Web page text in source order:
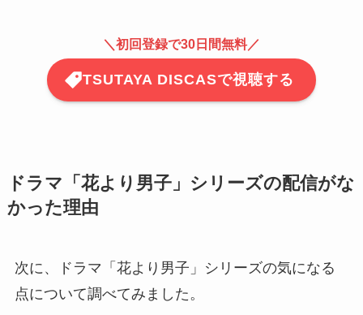
＼ 初回登録で30日間無料／
TSUTAYA DISCASで視聴する
ドラマ「花より男子」シリーズの配信がな
かった理由
次に、ドラマ「花より男子」シリーズの気になる
点について調べてみました。